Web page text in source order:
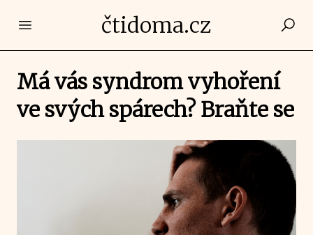
Open main menučtidoma.cz
Má vás syndrom vyhoření
ve svých spárech? Braňte se